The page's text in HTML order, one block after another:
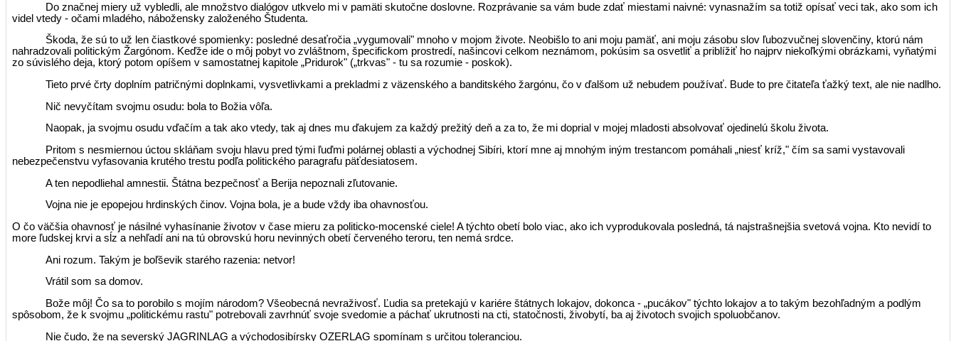
Do značnej miery už vybledli, ale množstvo dialógov utkvelo mi v pamäti skutočne doslovne. Rozprávanie sa vám bude zdať miestami naivné: vynas­nažím sa totiž opísať veci tak, ako som ich
videl vtedy - očami mladého, nábožensky založeného Študenta.
Škoda, že sú to už len čiastkové spomienky: posledné desaťročia „vygumovali" mnoho v mojom živote. Neobišlo to ani moju pamäť, ani moju zásobu slov ľubozvučnej slovenčiny, ktorú nám
nahradzovali politickým Žargónom. Keďže ide o môj pobyt vo zvláštnom, špecifickom prostredí, našincovi celkom neznámom, pokúsim sa osvetliť a priblížiť ho najprv niekoľkými obrázkami, vyňatými
zo súvislého deja, ktorý potom opíšem v samostatnej kapitole „Pridurok" („trkvas" - tu sa rozumie - poskok).
Tieto prvé črty doplním patričnými doplnkami, vysvetlivkami a prekladmi z väzenského a banditského žargónu, čo v ďalšom už nebudem používať. Bude to pre čitateľa ťažký text, ale nie nadlho.
Nič nevyčítam svojmu osudu: bola to Božia vôľa.
Naopak, ja svojmu osudu vďačím a tak ako vtedy, tak aj dnes mu ďakujem za každý prežitý deň a za to, že mi doprial v mojej mladosti absolvovať ojedinelú školu života.
Pritom s nesmiernou úctou skláňam svoju hlavu pred tými ľuďmi polárnej oblasti a východnej Sibíri, ktorí mne aj mnohým iným trestancom pomáhali „niesť kríž," čím sa sami vystavovali
nebezpečenstvu vyfasovania krutého trestu podľa politického paragrafu päťdesiatosem.
A ten nepodliehal amnestii. Štátna bezpečnosť a Berija nepoznali zľutovanie.
Vojna nie je epopejou hrdinských činov. Vojna bola, je a bude vždy iba ohavnosťou.
O čo väčšia ohavnosť je násilné vyhasínanie životov v čase mieru za politicko-mocenské ciele! A týchto obetí bolo viac, ako ich vyprodukovala po­sledná, tá najstrašnejšia svetová vojna. Kto nevidí to
more ľudskej krvi a sĺz a nehľadí ani na tú obrovskú horu nevinných obetí červeného teroru, ten nemá srdce.
Ani rozum. Takým je boľševik starého razenia: netvor!
Vrátil som sa domov.
Bože môj! Čo sa to porobilo s mojím národom? Všeobecná nevraživosť. Ľudia sa pretekajú v kariére štátnych lokajov, dokonca - „pucákov" týchto lokajov a to takým bezohľadným a podlým
spôsobom, že k svojmu „politic­kému rastu" potrebovali zavrhnúť svoje svedomie a páchať ukrutnosti na cti, statočnosti, živobytí, ba aj životoch svojich spoluobčanov.
Nie čudo, že na severský JAGRINLAG a východosibírsky OZERLAG spomínam s určitou toleranciou.